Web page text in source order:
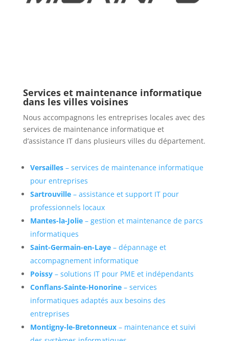
Services et maintenance informatique
dans les villes voisines
Nous accompagnons les entreprises locales avec des
services de maintenance informatique et
d’assistance IT dans plusieurs villes du département.
Versailles– services de maintenance informatique
pour entreprises
Sartrouville – assistance et support IT pour
professionnels locaux
Mantes-la-Jolie– gestion et maintenance de parcs
informatiques
Saint-Germain-en-Laye– dépannage et
accompagnement informatique
Poissy – solutions IT pour PME et indépendants
Conflans-Sainte-Honorine– services
informatiques adaptés aux besoins des
entreprises
Montigny-le-Bretonneux– maintenance et suivi